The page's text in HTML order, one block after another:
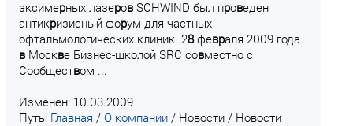
эксимерных лазеровSCHWIND был проведен
антикризисный форум для частных
офтальмологических клиник. 28февраля 2009 года
вМоскве Бизнес-школой SRC совместно с
Сообществом ...
Изменен: 10.03.2009
Путь: Главная / О компании / Новости / Новости